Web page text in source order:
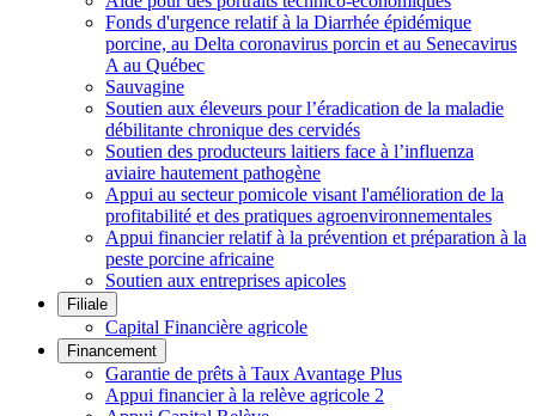
Fonds d'urgence relatif à la Diarrhée épidémique
porcine, au Delta coronavirus porcin et au Senecavirus
A au Québec
Sauvagine
Soutien aux éleveurs pour l’éradication de la maladie
débilitante chronique des cervidés
Soutien des producteurs laitiers face à l’influenza
aviaire hautement pathogène
Appui au secteur pomicole visant l'amélioration de la
profitabilité et des pratiques agroenvironnementales
Appui financier relatif à la prévention et préparation à la
peste porcine africaine
Soutien aux entreprises apicoles
Filiale
Capital Financière agricole
Financement
Garantie de prêts à Taux Avantage Plus
Appui financier à la relève agricole 2